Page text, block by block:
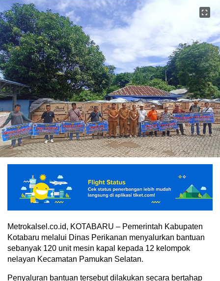
Metrokalsel.co.id, KOTABARU – Pemerintah Kabupaten
Kotabaru melalui Dinas Perikanan menyalurkan bantuan
sebanyak 120 unit mesin kapal kepada 12 kelompok
nelayan Kecamatan Pamukan Selatan.
Penyaluran bantuan tersebut dilakukan secara bertahap